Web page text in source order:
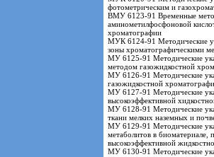
фотометрическим и
ВМУ 6123-91 Временные
аминометилфосфоновой
хроматографии
МУК 6124-91 Методические
зоны хроматографическими
МУ 6125-91 Методические
методом газожидкостной
МУ 6126-91 Методические
газожидкостной
МУ 6127-91 Методические
высокоэффективной
МУ 6128-91 Методические
ткани мелких наземных и
МУ 6129-91 Методические
метаболитов в
высокоэффективной
МУ 6130-91 Методические